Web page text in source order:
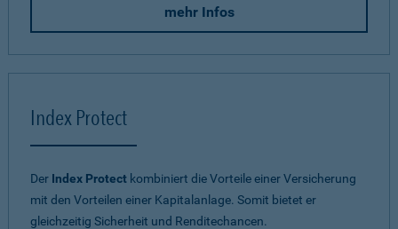
mehr Infos
Index Protect
Der Index Protect kombiniert die Vorteile einer Versicherung
mit den Vorteilen einer Kapitalanlage. Somit bietet er
gleichzeitig Sicherheit und Renditechancen.